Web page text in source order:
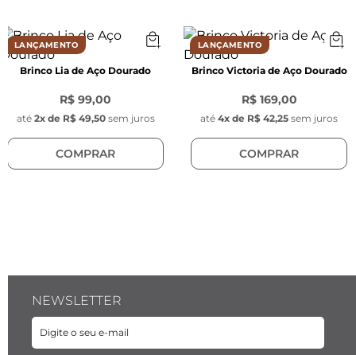
Modelo: Argola Meia lua
Tarraxas: Borboleta
Banho: Banhado a ouro (de 16k a 18k) e ródio
prata, com camada de verniz protetora e
acabamento antialérgico
LANÇAMENTO
Brinco Lia de Aço Dourado
R$ 99,00
até 2x de R$ 49,50 sem juros
COMPRAR
LANÇAMENTO
Brinco Victoria de Aço Dourado
R$ 169,00
até 4x de R$ 42,25 sem juros
COMPRAR
NEWSLETTER